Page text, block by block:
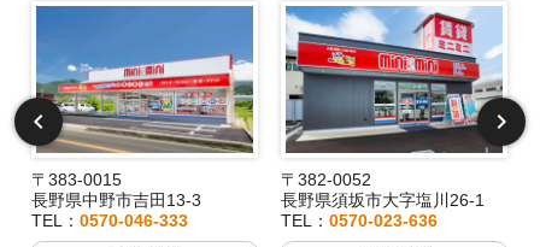
〒383-0015
長野県中野市吉田13-3
TEL： 0570-046-333
〒382-0052
長野県須坂市大字塩川26-1
TEL：0570-023-636